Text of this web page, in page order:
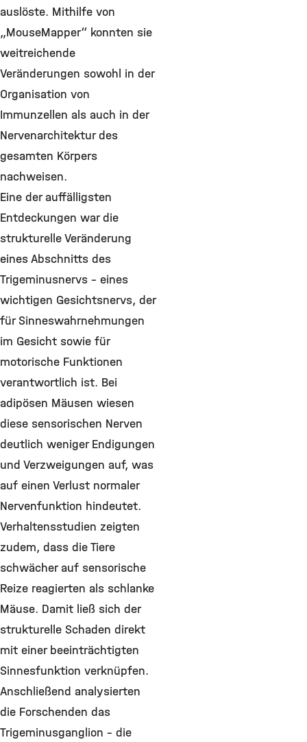
auslöste. Mithilfe von
„MouseMapper“ konnten sie
weitreichende
Veränderungen sowohl in der
Organisation von
Immunzellen als auch in der
Nervenarchitektur des
gesamten Körpers
nachweisen.
Eine der auffälligsten
Entdeckungen war die
strukturelle Veränderung
eines Abschnitts des
Trigeminusnervs – eines
wichtigen Gesichtsnervs, der
für Sinneswahrnehmungen
im Gesicht sowie für
motorische Funktionen
verantwortlich ist. Bei
adipösen Mäusen wiesen
diese sensorischen Nerven
deutlich weniger Endigungen
und Verzweigungen auf, was
auf einen Verlust normaler
Nervenfunktion hindeutet.
Verhaltensstudien zeigten
zudem, dass die Tiere
schwächer auf sensorische
Reize reagierten als schlanke
Mäuse. Damit ließ sich der
strukturelle Schaden direkt
mit einer beeinträchtigten
Sinnesfunktion verknüpfen.
Anschließend analysierten
die Forschenden das
Trigeminusganglion – die